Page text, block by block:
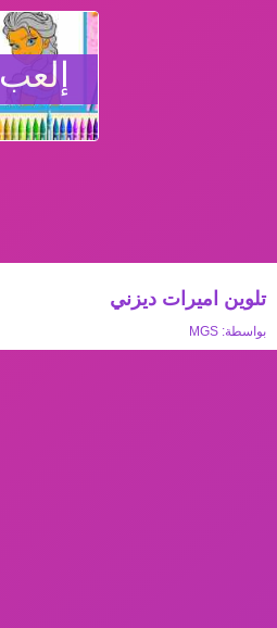
إلعب
تلوين اميرات ديزني
بواسطة: MGS